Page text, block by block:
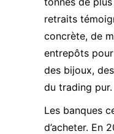
retraits
concrète, de
entrepôts
des bijoux,
du trading pur.
Les banques
d’acheter. En